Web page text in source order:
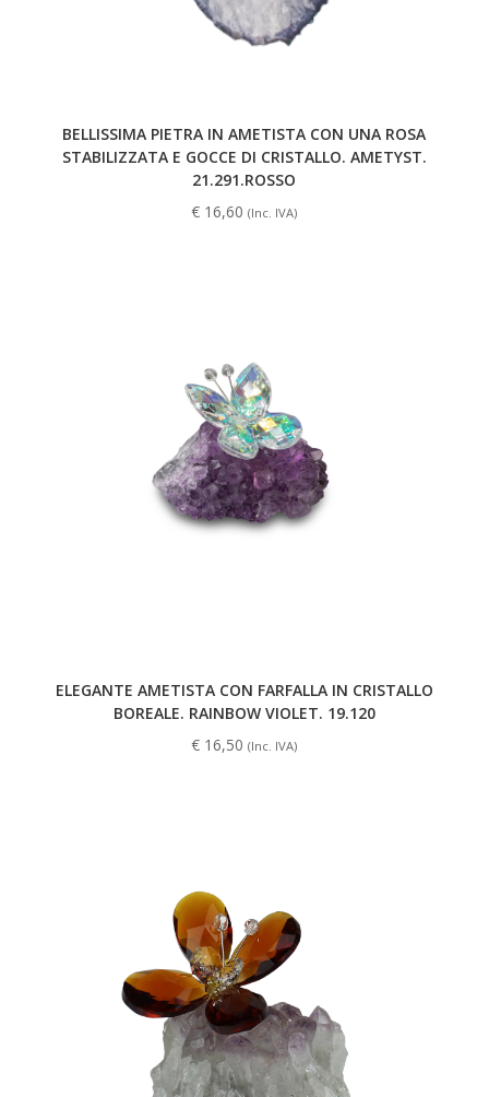
BELLISSIMA PIETRA IN AMETISTA CON UNA ROSA
STABILIZZATA E GOCCE DI CRISTALLO. AMETYST.
21.291.ROSSO
€ 16,60 (Inc. IVA)
ELEGANTE AMETISTA CON FARFALLA IN CRISTALLO
BOREALE. RAINBOW VIOLET. 19.120
€ 16,50 (Inc. IVA)